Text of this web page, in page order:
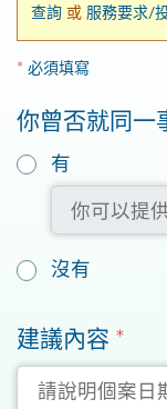
查詢 或 服務要求/
* 必須填寫
你曾否就同一
有
沒有
建議內容 *